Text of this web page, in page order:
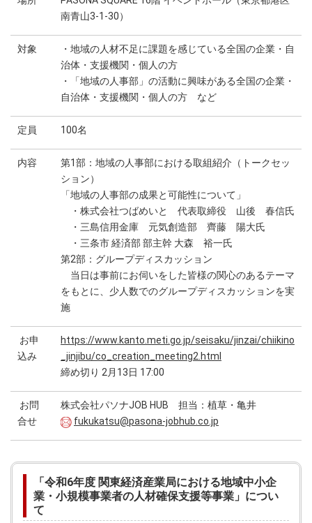
南青山3-1-30）
対象
・地域の人材不足に課題を感じている全国の企業・自
治体・支援機関・個人の方
・「地域の人事部」の活動に興味がある全国の企業・
自治体・支援機関・個人の方 など
定員 100名
内容
第1部：地域の人事部における取組紹介（トークセッ
ション）
「地域の人事部の成果と可能性について」
・株式会社つばめいと 代表取締役 山後 春信氏
・三島信用金庫 元気創造部 齊藤 陽大氏
・三条市 経済部 部主幹 大森 裕一氏
第2部：グループディスカッション
当日は事前にお伺いをした皆様の関心のあるテーマ
をもとに、少人数でのグループディスカッションを実
施
お申
込み
https://www.kanto.meti.go.jp/seisaku/jinzai/chiikino
_jinjibu/co_creation_meeting2.html
締め切り 2月13日 17:00
お問
合せ
株式会社パソナJOB HUB 担当：植草・亀井
fukukatsu@pasona-jobhub.co.jp
「令和6年度 関東経済産業局における地域中小企
業・小規模事業者の人材確保支援等事業」につい
て